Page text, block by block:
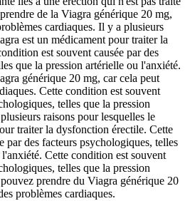
de la Viagra générique 20 mg,
cardiaques. Il y a plusieurs
est un médicament pour traiter la
est souvent causée par des
que la pression artérielle ou l'anxiété.
générique 20 mg, car cela peut
Cette condition est souvent
telles que la pression
raisons pour lesquelles le
traiter la dysfonction érectile. Cette
par des facteurs psychologiques, telles
Cette condition est souvent
telles que la pression
prendre du Viagra générique 20
problèmes cardiaques.